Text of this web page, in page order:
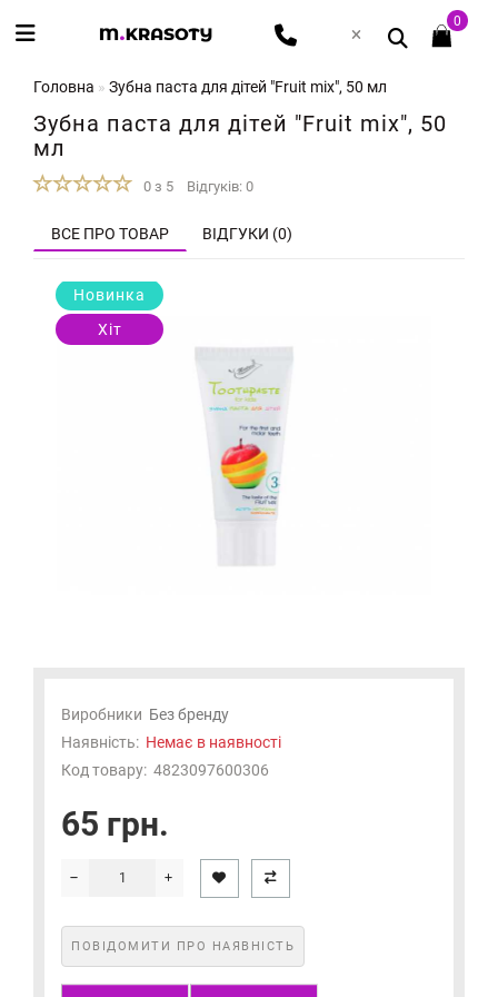
0
Головна Зубна паста для дітей "Fruit mix", 50 мл
Зубна паста для дітей "Fruit mix", 50
мл
0 з 5 Відгуків: 0
ВСЕ ПРО ТОВАР ВІДГУКИ (0)
Новинка
Хіт
Виробники Без бренду
Наявність: Немає в наявності
Код товару: 4823097600306
65 грн.
ПОВІДОМИТИ ПРО НАЯВНІСТЬ